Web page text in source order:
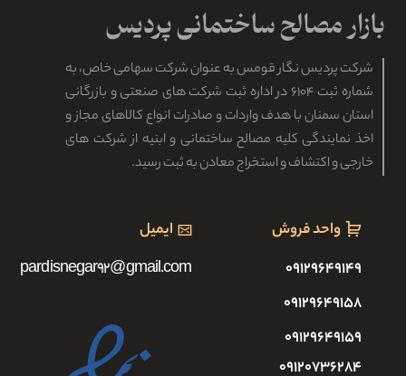
شرکت پردیس نگار قومس به عنوان شرکت سهامی خاص، به
شماره ثبت ۶۱۰۴ در اداره ثبت شرکت های صنعتی و بازرگانی
استان سمنان با هدف واردات و صادرات انواع کالاهای مجاز و
اخذ نمایندگی کلیه مصالح ساختمانی و ابنیه از شرکت های
خارجی و اکتشاف و استخراج معادن به ثبت رسید.
واحد فروش
۰۹۱۲۹۶۴۹۱۴۹
۰۹۱۲۹۶۴۹۱۵۸
۰۹۱۲۹۶۴۹۱۵۹
۰۹۱۲۰۷۳۶۲۸۴
ایمیل
pardisnegar92@gmail.com